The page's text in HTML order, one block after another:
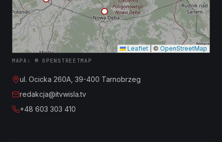
Leaflet © OpenStreetMap
MAPA: © OPENSTREETMAP
ul. Ocicka 260A, 39-400 Tarnobrzeg
redakcja@itvwisla.tv
+48 603 303 410